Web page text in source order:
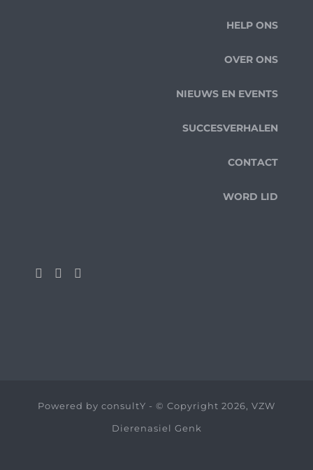
HELP ONS
OVER ONS
NIEUWS EN EVENTS
SUCCESVERHALEN
CONTACT
WORD LID
Powered by consultY - © Copyright 2026, VZW
Dierenasiel Genk